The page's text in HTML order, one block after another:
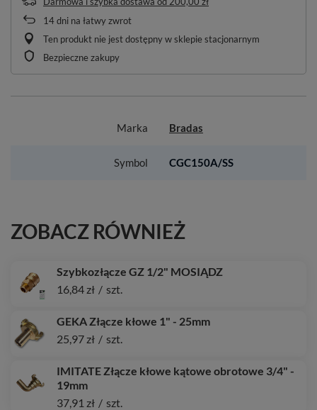
14dni na łatwy zwrot
Ten produkt nie jest dostępny w sklepie stacjonarnym
Bezpieczne zakupy
Marka Bradas
Symbol CGC150A/SS
ZOBACZ RÓWNIEŻ
Szybkozłącze GZ 1/2" MOSIĄDZ
16,84 zł / szt.
GEKA Złącze kłowe 1" - 25mm
25,97 zł / szt.
IMITATE Złącze kłowe kątowe obrotowe 3/4" -
19mm
37,91 zł / szt.